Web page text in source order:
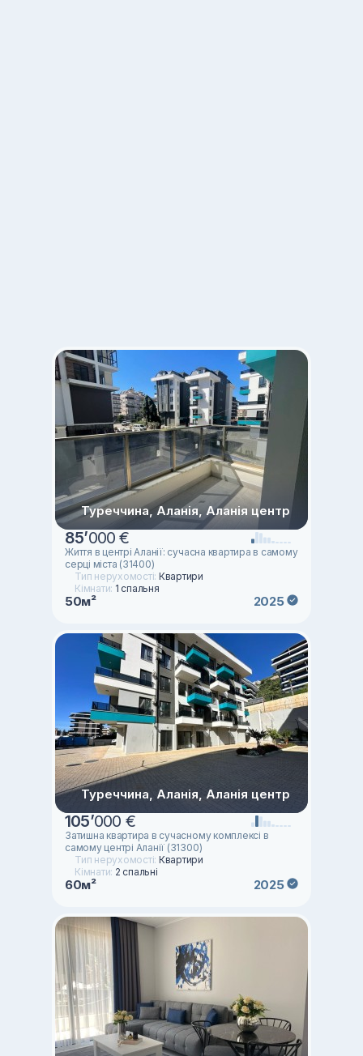
Туреччина, Аланія, Аланія центр
85’000 €
Життя в центрі Аланії: сучасна квартира в самому
серці міста (31400)
Тип нерухомості: Квартири
Кімнати: 1 спальня
50м² 2025
Туреччина, Аланія, Аланія центр
105’000 €
Затишна квартира в сучасному комплексі в
самому центрі Аланії (31300)
Тип нерухомості: Квартири
Кімнати: 2 спальні
60м² 2025